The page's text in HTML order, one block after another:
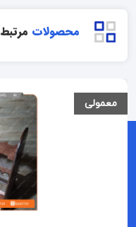
محصولات مرتبط
معمولی